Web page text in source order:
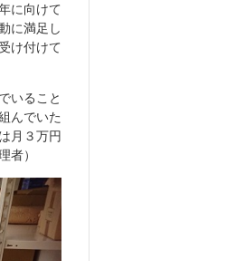
に向けて
に満足し
け付けて
いること
んでいた
月３万円
者）